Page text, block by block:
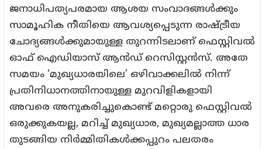
ജനാധിപത്യപരമായ ആശയ സംവാദങ്ങൾക്കും
സാമൂഹിക നീതിയെ ആവശ്യപ്പെടുന്ന രാഷ്ട്രീയ
ചോദ്യങ്ങൾക്കുമായുള്ള തുറന്നിടലാണ് ഫെസ്റ്റിവൽ
ഓഫ് ഐഡിയാസ് ആൻഡ് റെസിസ്റ്റൻസ്. അതേ
സമയം ‘മുഖ്യധാരയിലെ’ ഒഴിവാക്കലിൽ നിന്ന്
പ്രതിനിധാനത്തിനായുള്ള മുറവിളികളായി
അവരെ അനുകരിച്ചുകൊണ്ട് മറ്റൊരു ഫെസ്റ്റിവൽ
ഒരുക്കുകയല്ല, മറിച്ച് മുഖ്യധാര, മുഖ്യമല്ലാത്ത ധാര
തുടങ്ങിയ നിർമ്മിതികൾക്കപ്പുറം പലതരം